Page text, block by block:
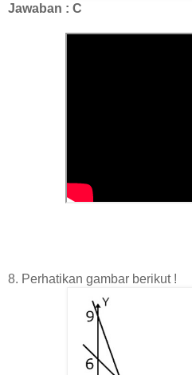
Jawaban : C
8. Perhatikan gambar berikut !